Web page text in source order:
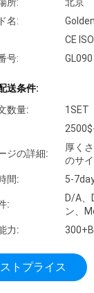
名:
CE ISO
号:
GL090
送条件:
数量:
1SET
ジの詳細:
厚く
のサ
間:
5-
:
D/A
ン、
力:
トプライス